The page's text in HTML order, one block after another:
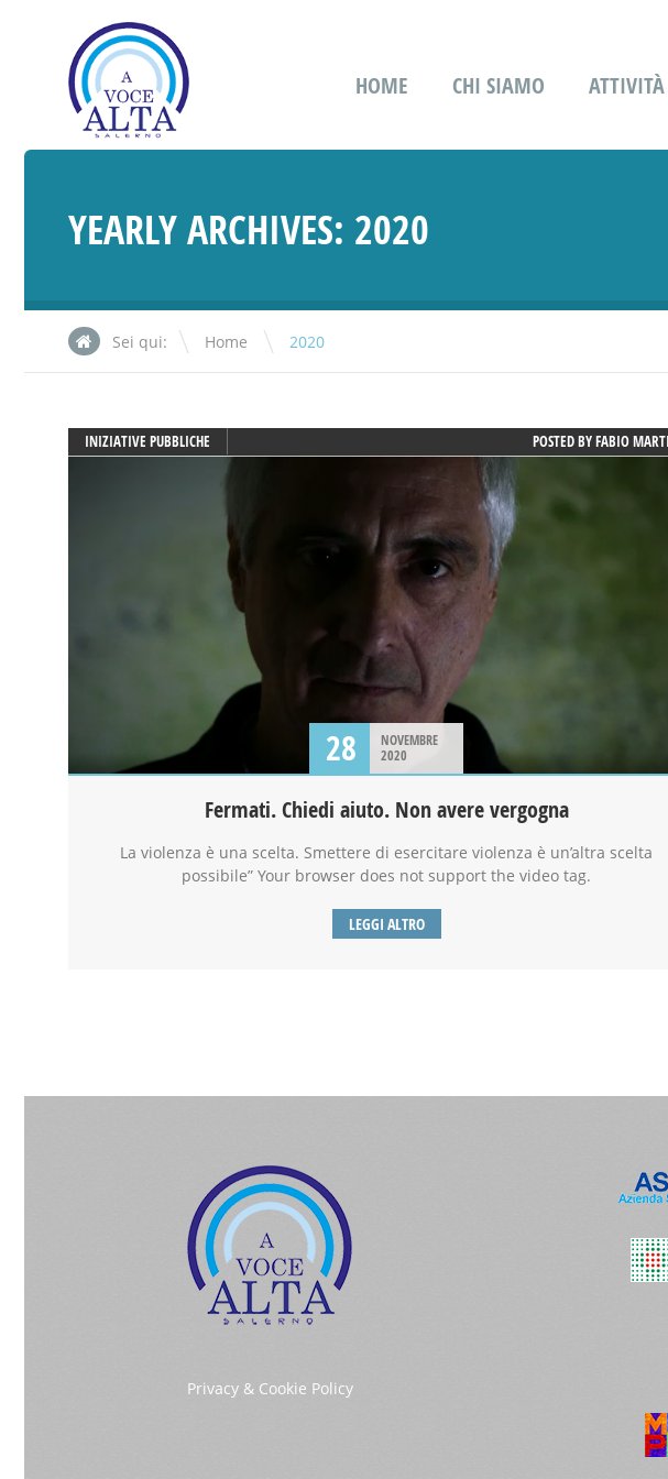
HOME CHI SIAMO ATTIVITÀ
YEARLY ARCHIVES: 2020
Sei qui: Home \ 2020
INIZIATIVE PUBBLICHE POSTED BYFABIO
28
NOVEMBRE
2020
Fermati. Chiedi aiuto. Non avere vergogna
La violenza è una scelta. Smettere di esercitare violenza è un’altra scelta
possibile” Your browser does not support the video tag.
LEGGI ALTRO
Privacy & Cookie Policy